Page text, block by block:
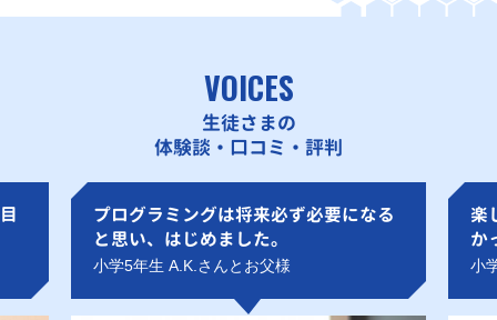
VOICES
生徒さまの
体験談・口コミ・評判
プログラミングは将来必ず必要になる
と思い、はじめました。
小学5年生 A.K.さんとお父様
楽
か
小